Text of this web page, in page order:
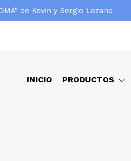
de Kevin y Sergio Lozano
INICIO PRODUCTOS